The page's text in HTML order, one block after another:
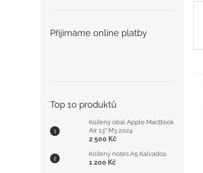
Přijímáme online platby
Top 10 produktů
Kožený obal Apple MacBook
Air 13" M3 2024
2 500 Kč
Kožený notes A5 Kalvados
1 200 Kč